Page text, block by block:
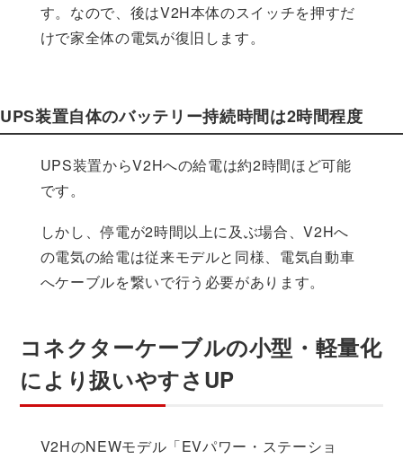
す。なので、後はV2H本体のスイッチを押すだ
けで家全体の電気が復旧します。
UPS装置自体のバッテリー持続時間は2時間程度
UPS装置からV2Hへの給電は約2時間ほど可能
です。
しかし、停電が2時間以上に及ぶ場合、V2Hへ
の電気の給電は従来モデルと同様、電気自動車
へケーブルを繋いで行う必要があります。
コネクターケーブルの小型・軽量化
により扱いやすさUP
V2HのNEWモデル「EVパワー・ステーショ